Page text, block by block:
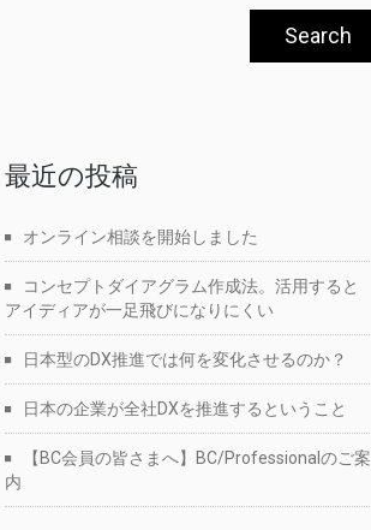
最近の投稿
オンライン相談を開始しました
コンセプトダイアグラム作成法。活用すると
アイディアが一足飛びになりにくい
日本型のDX推進では何を変化させるのか？
日本の企業が全社DXを推進するということ
【BC会員の皆さまへ】BC/Professionalのご案
内